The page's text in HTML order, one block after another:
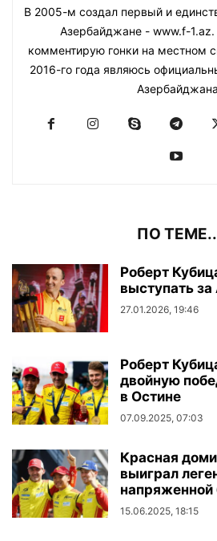
В 2005-м создал первый и
Азербайджане - www.f-1.az.
комментирую гонки на местном
2016-го года являюсь
ПО
Роберт
выступать за
27.01.2026, 19:46
Роберт
двойную
в Остине
07.09.2025, 07:03
Красная
выиграл
напряженной
15.06.2025, 18:15